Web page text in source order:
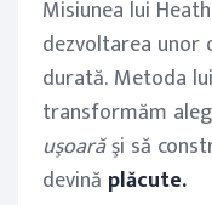
Misiunea lui
dezvoltarea unor
durată. Metoda
transformăm
uşoarăşi să
devină plăcute.